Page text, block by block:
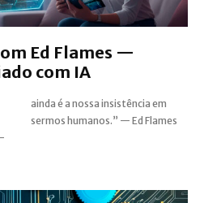
Ed Flames —
com IA
sermos humanos.” — Ed Flames